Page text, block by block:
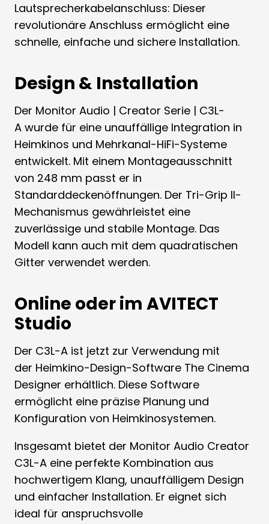
Lautsprecherkabelanschluss: Dieser
revolutionäre Anschluss ermöglicht eine
schnelle, einfache und sichere Installation.
Design & Installation
Der Monitor Audio | Creator Serie | C3L-
A wurde für eine unauffällige Integration in
Heimkinos und Mehrkanal-HiFi-Systeme
entwickelt. Mit einem Montageausschnitt
von 248 mm passt er in
Standarddeckenöffnungen. Der Tri-Grip II-
Mechanismus gewährleistet eine
zuverlässige und stabile Montage. Das
Modell kann auch mit dem quadratischen
Gitter verwendet werden.
Online oder im AVITECT
Studio
Der C3L-A ist jetzt zur Verwendung mit
der Heimkino-Design-Software The Cinema
Designer erhältlich. Diese Software
ermöglicht eine präzise Planung und
Konfiguration von Heimkinosystemen.
Insgesamt bietet der Monitor Audio Creator
C3L-A eine perfekte Kombination aus
hochwertigem Klang, unauffälligem Design
und einfacher Installation. Er eignet sich
ideal für anspruchsvolle